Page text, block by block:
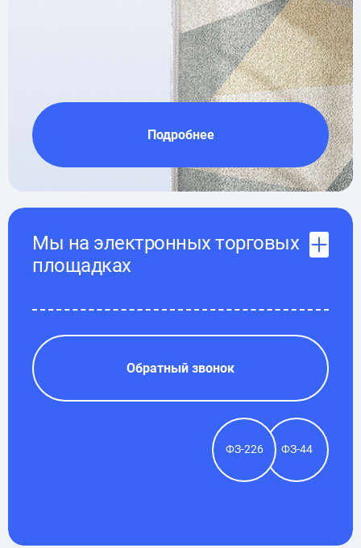
Подробнее
Мы на электронных торговых
площадках
Обратный звонок
ФЗ-226 ФЗ-44